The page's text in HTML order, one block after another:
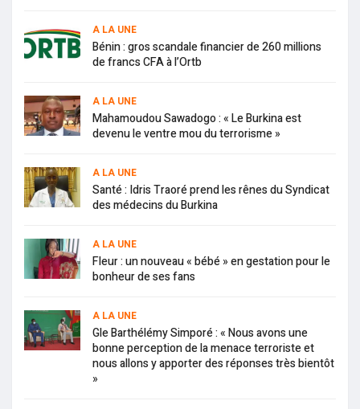
A LA UNE
Bénin : gros scandale financier de 260 millions
de francs CFA à l’Ortb
A LA UNE
Mahamoudou Sawadogo : « Le Burkina est
devenu le ventre mou du terrorisme »
A LA UNE
Santé : Idris Traoré prend les rênes du Syndicat
des médecins du Burkina
A LA UNE
Fleur : un nouveau « bébé » en gestation pour le
bonheur de ses fans
A LA UNE
Gle Barthélémy Simporé : « Nous avons une
bonne perception de la menace terroriste et
nous allons y apporter des réponses très bientôt
»